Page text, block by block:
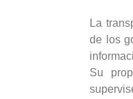
La
de los
Su